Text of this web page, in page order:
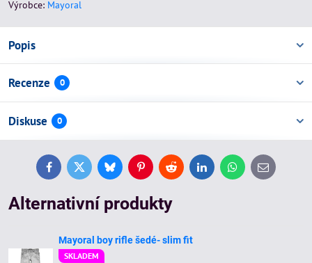
Výrobce: Mayoral
Popis
Recenze 0
Diskuse 0
FacebookTwitterBlueskyPinterestReddit LinkedInWhatsApp
E-
mail
Alternativní produkty
Mayoral boy rifle šedé- slim fit
SKLADEM